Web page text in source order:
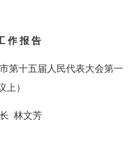
作 报 告
第十五届人民代表大会第一
上）
林文芳